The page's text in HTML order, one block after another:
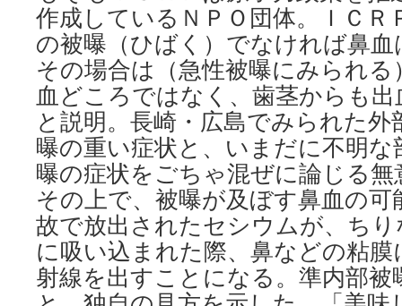
作成しているＮＰＯ団体。ＩＣＲ
の被曝（ひばく）でなければ鼻
その場合は（急性被曝にみられ
血どころではなく、歯茎からも
と説明。長崎・広島でみられた
曝の重い症状と、いまだに不明
曝の症状をごちゃ混ぜに論じる
その上で、被曝が及ぼす鼻血の
故で放出されたセシウムが、ち
に吸い込まれた際、鼻などの粘
射線を出すことになる。準内部